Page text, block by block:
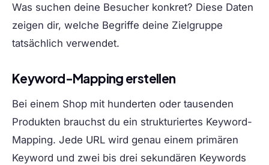
Was suchen deine Besucher konkret? Diese Daten
zeigen dir, welche Begriffe deine Zielgruppe
tatsächlich verwendet.
Keyword-Mapping erstellen
Bei einem Shop mit hunderten oder tausenden
Produkten brauchst du ein strukturiertes Keyword-
Mapping. Jede URL wird genau einem primären
Keyword und zwei bis drei sekundären Keywords